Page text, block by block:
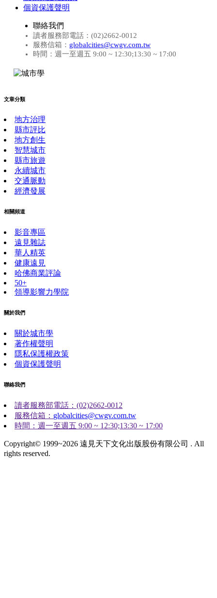
個資保護聲明
聯絡我們
讀者服務部電話：(02)2662-0012
服務信箱： globalcities@cwgv.com.tw
時間：週一至週五 9:00 ~ 12:30;13:30 ~ 17:00
文章分類
地方治理
縣市評比
地方創生
智慧城市
縣市旅遊
永續城市
交通脈動
經濟發展
相關頻道
影音專區
遠見雜誌
華人精英
健康遠見
哈佛商業評論
50+
領導影響力學院
關於我們
關於城市學
著作權聲明
隱私保護權政策
個資保護聲明
聯絡我們
讀者服務部電話：(02)2662-0012
服務信箱： globalcities@cwgv.com.tw
時間：週一至週五 9:00 ~ 12:30;13:30 ~ 17:00
Copyright© 1999~2026 遠見天下文化出版股份有限公司 . All
rights reserved.